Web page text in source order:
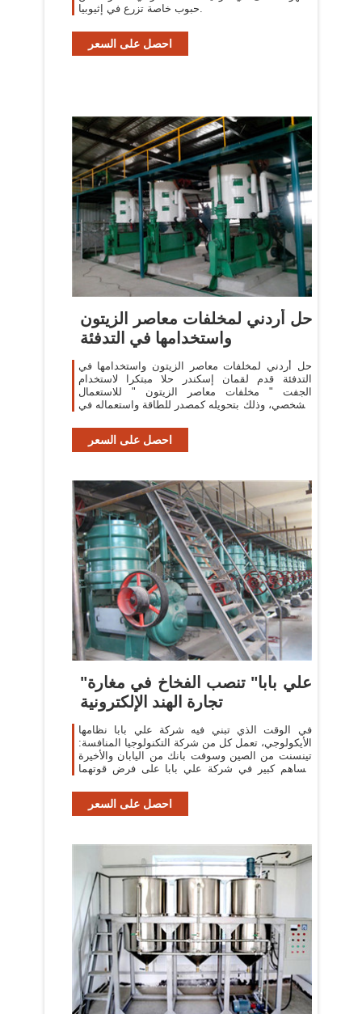
حبوب خاصة تزرع في إثيوبيا.
احصل على السعر
حل أردني لمخلفات معاصر الزيتون
واستخدامها في التدفئة
حل أردني لمخلفات معاصر الزيتون واستخدامها في
التدفئة قدم لقمان إسكندر حلا مبتكرا لاستخدام
الجفت " مخلفات معاصر الزيتون " للاستعمال
الشخصي، وذلك بتحويله كمصدر للطاقة واستعماله في
احصل على السعر
"علي بابا" تنصب الفخاخ في مغارة
تجارة الهند الإلكترونية
في الوقت الذي تبني فيه شركة علي بابا نظامها
الأيكولوجي، تعمل كل من شركة التكنولوجيا المنافسة:
تينسنت من الصين وسوفت بانك من اليابان والأخيرة
مساهم كبير في شركة علي بابا على فرض قوتهما
احصل على السعر